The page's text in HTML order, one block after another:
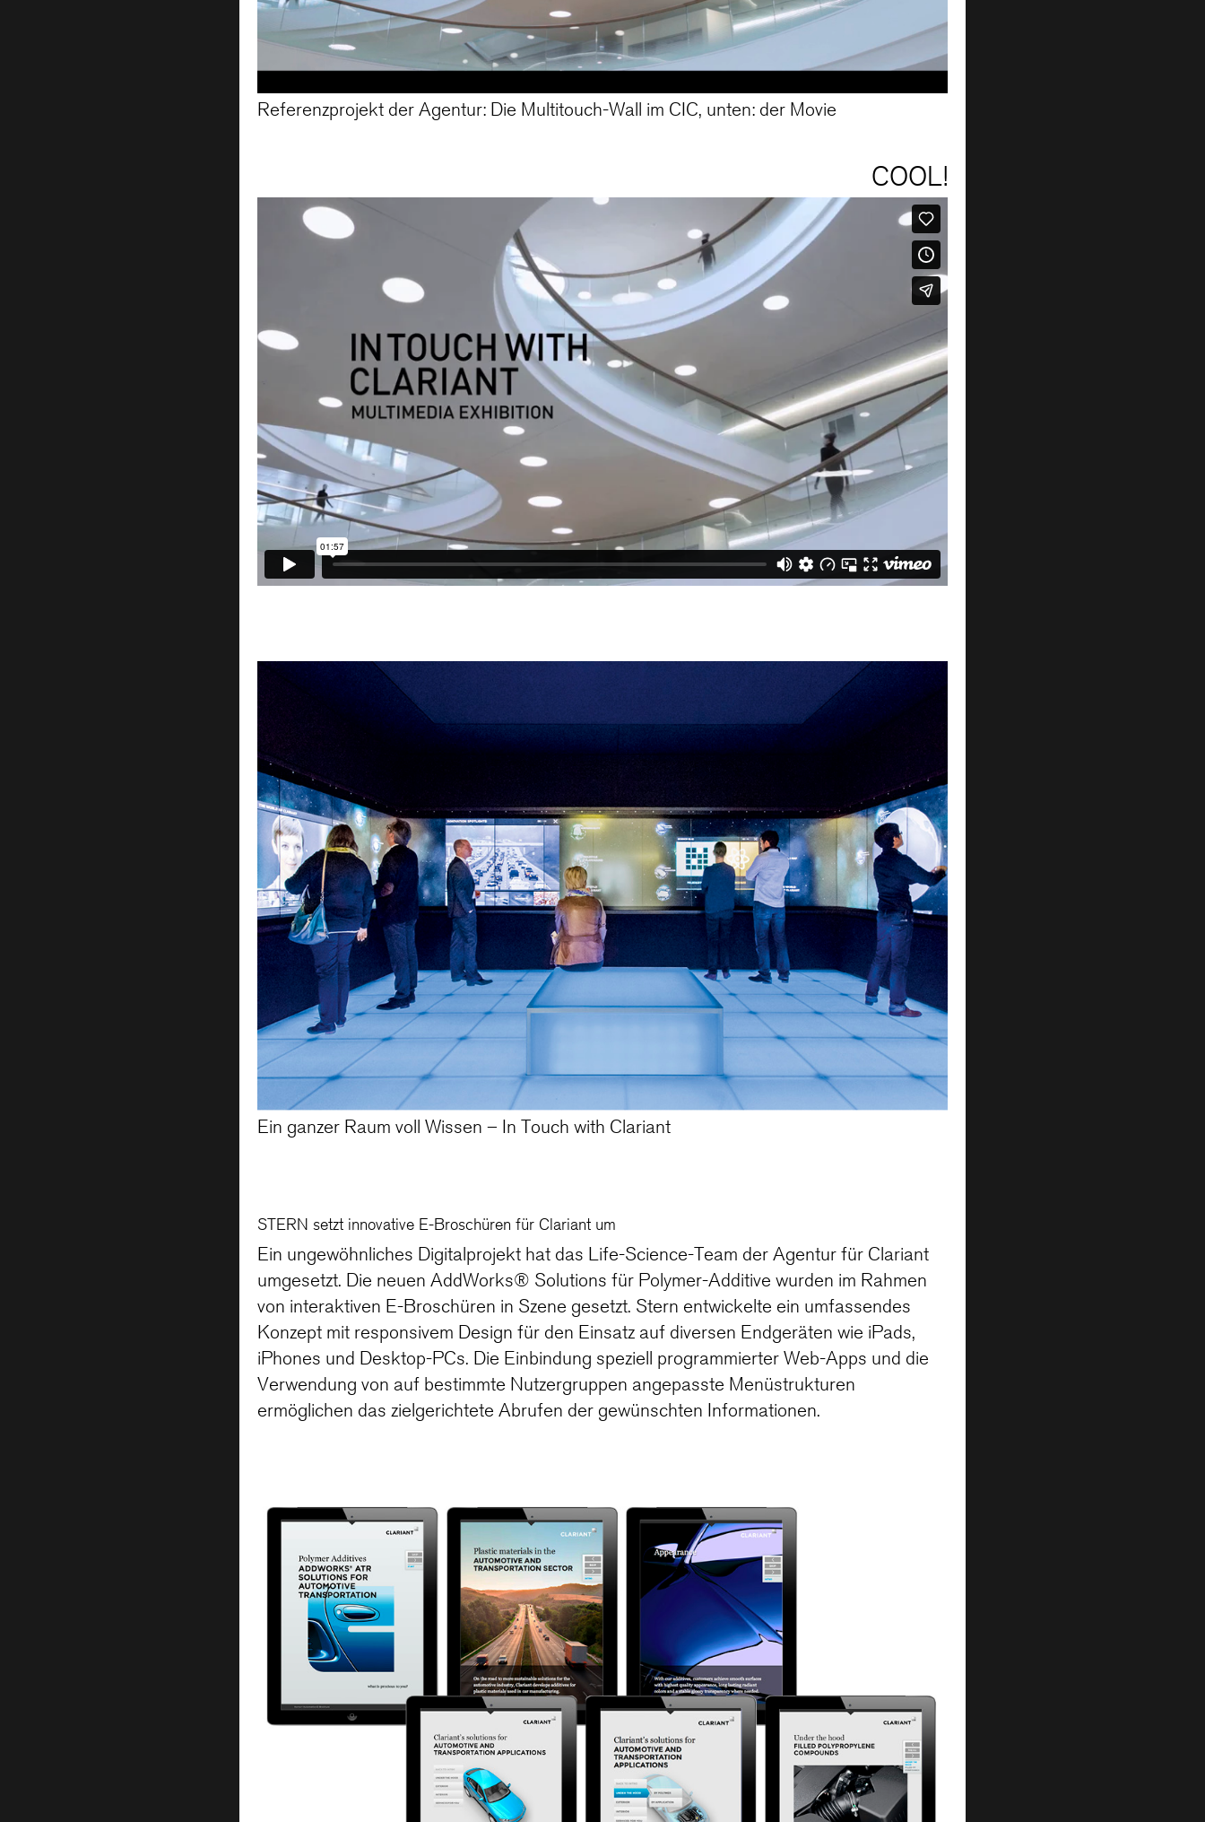
Referenzprojekt der Agentur: Die Multitouch-Wall im CIC, unten: der Movie
COOL!
Ein ganzer Raum voll Wissen – In Touch with Clariant
STERN setzt innovative E-Broschüren für Clariant um
Ein ungewöhnliches Digitalprojekt hat das Life-Science-Team der Agentur für Clariant
umgesetzt. Die neuen AddWorks® Solutions für Polymer-Additive wurden im Rahmen
von interaktiven E-Broschüren in Szene gesetzt. Stern entwickelte ein umfassendes
Konzept mit responsivem Design für den Einsatz auf diversen Endgeräten wie iPads,
iPhones und Desktop-PCs. Die Einbindung speziell programmierter Web-Apps und die
Verwendung von auf bestimmte Nutzergruppen angepasste Menüstrukturen
ermöglichen das zielgerichtete Abrufen der gewünschten Informationen.